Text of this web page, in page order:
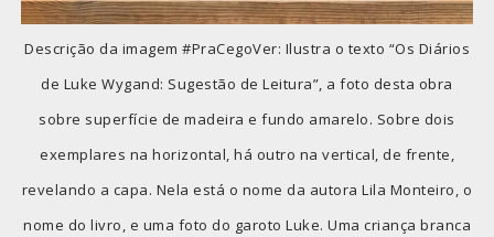
Descrição da imagem #PraCegoVer: Ilustra o texto “Os Diários
de Luke Wygand: Sugestão de Leitura”, a foto desta obra
sobre superfície de madeira e fundo amarelo. Sobre dois
exemplares na horizontal, há outro na vertical, de frente,
revelando a capa. Nela está o nome da autora Lila Monteiro, o
nome do livro, e uma foto do garoto Luke. Uma criança branca